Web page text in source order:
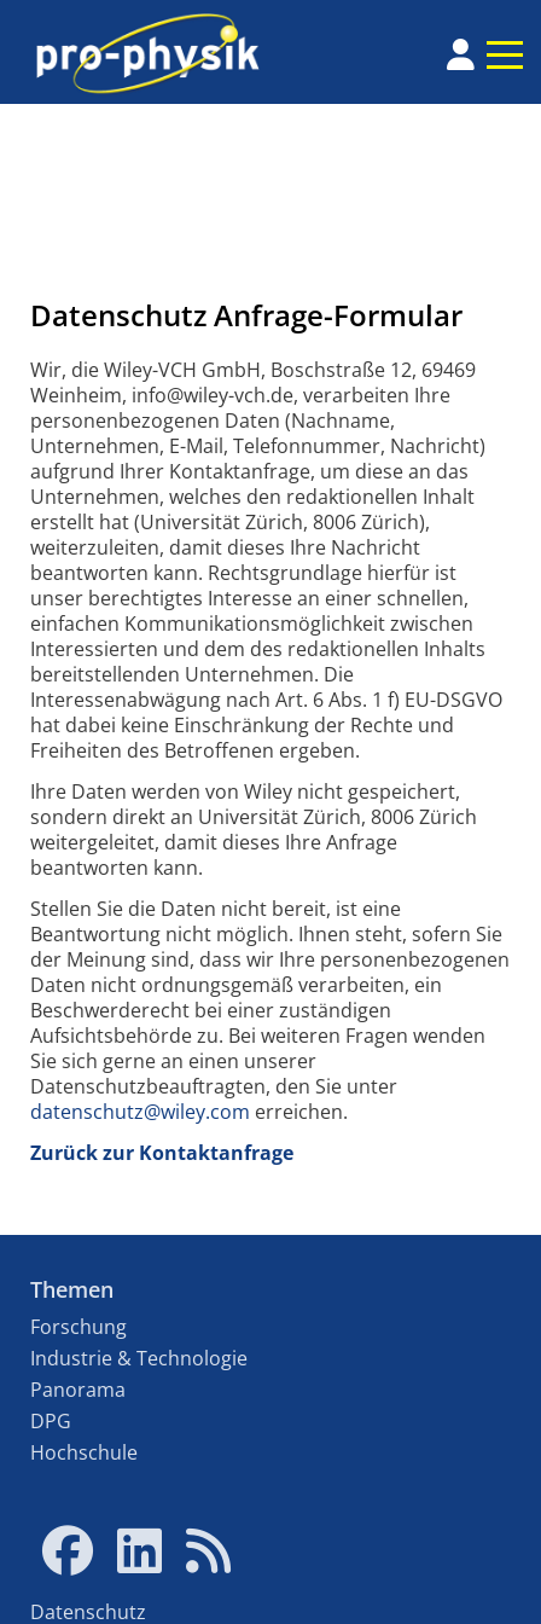
Datenschutz Anfrage-Formular
Wir, die Wiley-VCH GmbH, Boschstraße 12, 69469
Weinheim, info@wiley-vch.de, verarbeiten Ihre
personenbezogenen Daten (Nachname,
Unternehmen, E-Mail, Telefonnummer, Nachricht)
aufgrund Ihrer Kontaktanfrage, um diese an das
Unternehmen, welches den redaktionellen Inhalt
erstellt hat (Universität Zürich, 8006 Zürich),
weiterzuleiten, damit dieses Ihre Nachricht
beantworten kann. Rechtsgrundlage hierfür ist
unser berechtigtes Interesse an einer schnellen,
einfachen Kommunikationsmöglichkeit zwischen
Interessierten und dem des redaktionellen Inhalts
bereitstellenden Unternehmen. Die
Interessenabwägung nach Art. 6 Abs. 1 f) EU-DSGVO
hat dabei keine Einschränkung der Rechte und
Freiheiten des Betroffenen ergeben.
Ihre Daten werden von Wiley nicht gespeichert,
sondern direkt an Universität Zürich, 8006 Zürich
weitergeleitet, damit dieses Ihre Anfrage
beantworten kann.
Stellen Sie die Daten nicht bereit, ist eine
Beantwortung nicht möglich. Ihnen steht, sofern Sie
der Meinung sind, dass wir Ihre personenbezogenen
Daten nicht ordnungsgemäß verarbeiten, ein
Beschwerderecht bei einer zuständigen
Aufsichtsbehörde zu. Bei weiteren Fragen wenden
Sie sich gerne an einen unserer
Datenschutzbeauftragten, den Sie unter
datenschutz@wiley.com erreichen.
Zurück zur Kontaktanfrage
Themen
Forschung
Industrie & Technologie
Panorama
DPG
Hochschule
Datenschutz